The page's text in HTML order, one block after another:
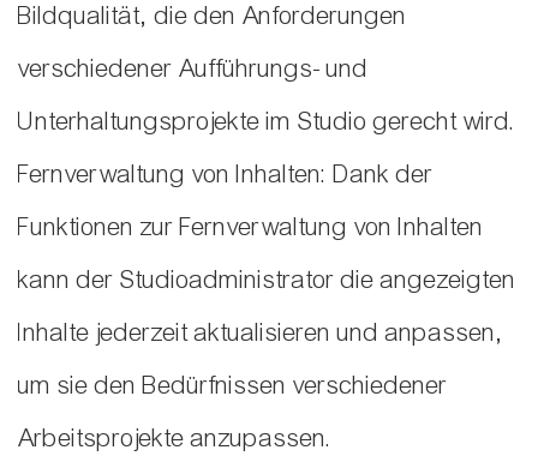
Bildqualität, die den Anforderungen
verschiedener Aufführungs- und
Unterhaltungsprojekte im Studio gerecht wird.
Fernverwaltung von Inhalten: Dank der
Funktionen zur Fernverwaltung von Inhalten
kann der Studioadministrator die angezeigten
Inhalte jederzeit aktualisieren und anpassen,
um sie den Bedürfnissen verschiedener
Arbeitsprojekte anzupassen.